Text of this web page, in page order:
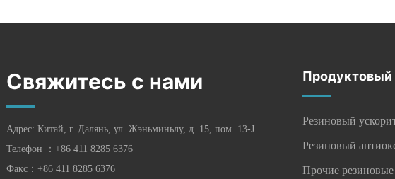
Свяжитесь с нами
Адрес: Китай, г. Далянь, ул. Жэньминьлу, д. 15, пом. 13-J
Телефон ：+86 411 8285 6376
Факс：+86 411 8285 6376
Продуктовый
Резиновый
Резиновый
Прочие